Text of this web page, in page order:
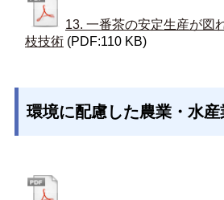
13. 一番茶の安定生産が図
枝技術 (PDF:110 KB)
環境に配慮した農業・水産